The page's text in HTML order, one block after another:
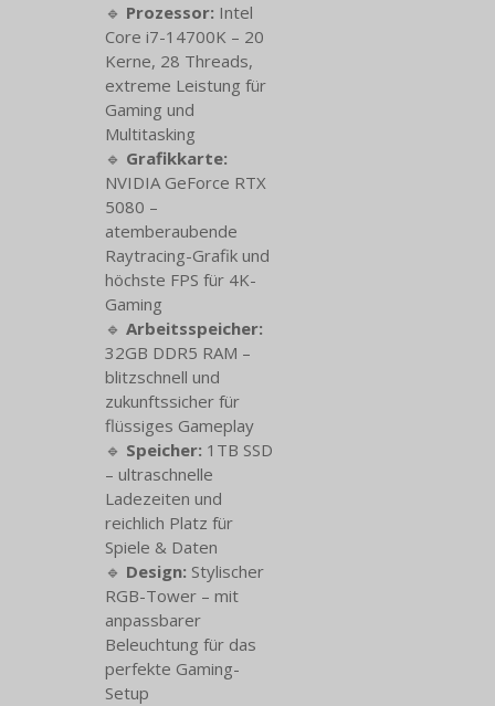
🔹 Prozessor: Intel
Core i7-14700K – 20
Kerne, 28 Threads,
extreme Leistung für
Gaming und
Multitasking
🔹 Grafikkarte:
NVIDIA GeForce RTX
5080 –
atemberaubende
Raytracing-Grafik und
höchste FPS für 4K-
Gaming
🔹 Arbeitsspeicher:
32GB DDR5 RAM –
blitzschnell und
zukunftssicher für
flüssiges Gameplay
🔹 Speicher: 1TB SSD
– ultraschnelle
Ladezeiten und
reichlich Platz für
Spiele & Daten
🔹 Design: Stylischer
RGB-Tower – mit
anpassbarer
Beleuchtung für das
perfekte Gaming-
Setup